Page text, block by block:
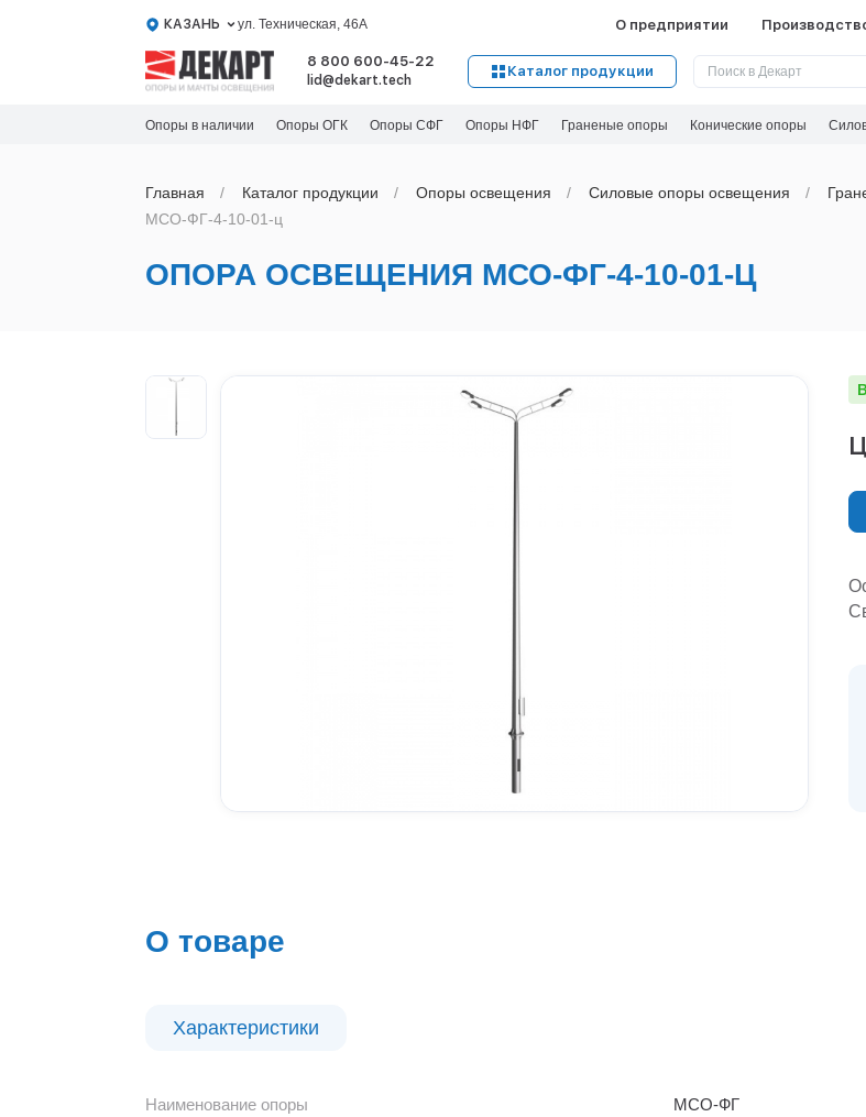
КАЗАНЬ ул. Техническая, 46А О предприятии
8 800 600-45-22
lid@dekart.tech
Каталог продукции
Опоры в наличии Опоры ОГК Опоры СФГ Опоры НФГ Граненые опоры Конические опоры
Главная Каталог продукции Oпоры oсвeщения Силовые опоры освещения
МСО-ФГ-4-10-01-ц
ОПОРА ОСВЕЩЕНИЯ МСО-ФГ-4-10-01-Ц
О товаре
Характеристики
Наименование опоры МСО-ФГ